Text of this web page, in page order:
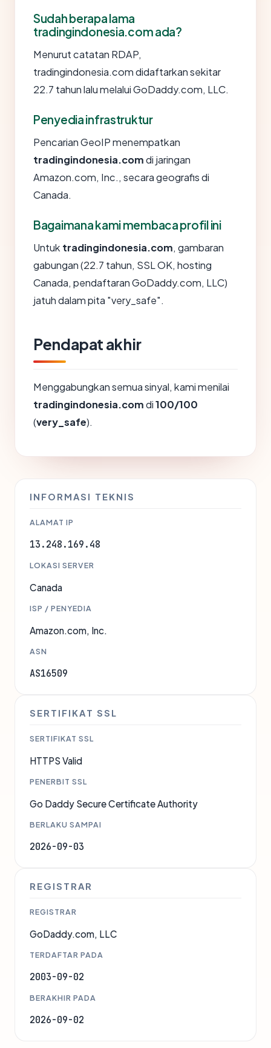
Sudah berapa lama
tradingindonesia.com ada?
Menurut catatan RDAP,
tradingindonesia.com didaftarkan sekitar
22.7 tahun lalu melalui GoDaddy.com, LLC.
Penyedia infrastruktur
Pencarian GeoIP menempatkan
tradingindonesia.comdi jaringan
Amazon.com, Inc., secara geografis di
Canada.
Bagaimana kami membaca profil ini
Untuk tradingindonesia.com, gambaran
gabungan (22.7 tahun, SSL OK, hosting
Canada, pendaftaran GoDaddy.com, LLC)
jatuh dalam pita "very_safe".
Pendapat akhir
Menggabungkan semua sinyal, kami menilai
tradingindonesia.comdi100/100
(very_safe).
INFORMASI TEKNIS
ALAMAT IP
13.248.169.48
LOKASI SERVER
Canada
ISP / PENYEDIA
Amazon.com, Inc.
ASN
AS16509
SERTIFIKAT SSL
SERTIFIKAT SSL
HTTPS Valid
PENERBIT SSL
Go Daddy Secure Certificate Authority
BERLAKU SAMPAI
2026-09-03
REGISTRAR
REGISTRAR
GoDaddy.com, LLC
TERDAFTAR PADA
2003-09-02
BERAKHIR PADA
2026-09-02